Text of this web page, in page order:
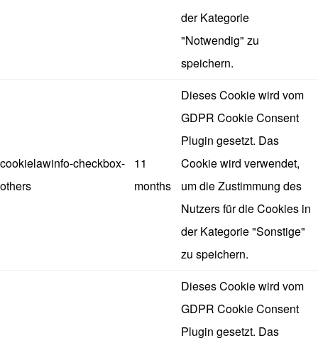
der Kategorie
"Notwendig" zu
speichern.
cookielawinfo-checkbox-
others
11
months
Dieses Cookie wird vom
GDPR Cookie Consent
Plugin gesetzt. Das
Cookie wird verwendet,
um die Zustimmung des
Nutzers für die Cookies in
der Kategorie "Sonstige"
zu speichern.
Dieses Cookie wird vom
GDPR Cookie Consent
Plugin gesetzt. Das